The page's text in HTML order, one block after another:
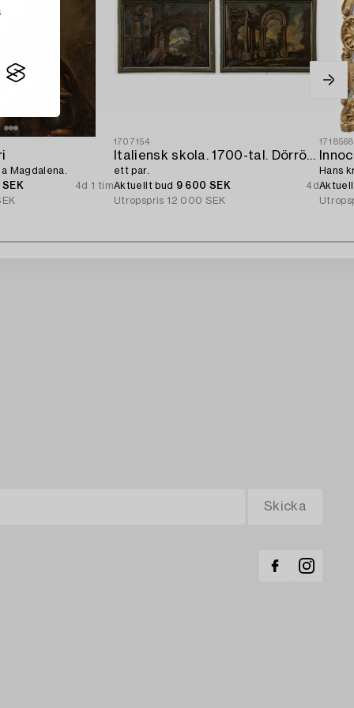
Magdalena.
4d 1 tim
1707154
Italiensk skola. 1700-tal. Dörröverstycken,
ett par.
Aktuellt bud 9 600 SEK
4d
Utropspris 12 000 SEK
1718568
Hans